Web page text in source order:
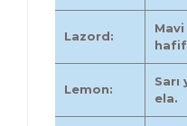
Lazord:
Mavi
hafif
Lemon:
Sarı
ela.